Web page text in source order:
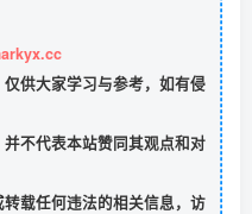
供大家学习与参考，如有侵
不代表本站赞同其观点和对
载任何违法的相关信息，访